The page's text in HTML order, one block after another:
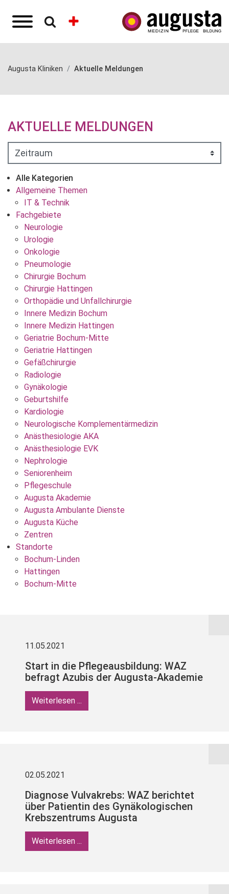
Augusta Kliniken Aktuelle Meldungen
AKTUELLE MELDUNGEN
Alle Kategorien
Allgemeine Themen
IT & Technik
Fachgebiete
Neurologie
Urologie
Onkologie
Pneumologie
Chirurgie Bochum
Chirurgie Hattingen
Orthopädie und Unfallchirurgie
Innere Medizin Bochum
Innere Medizin Hattingen
Geriatrie Bochum-Mitte
Geriatrie Hattingen
Gefäßchirurgie
Radiologie
Gynäkologie
Geburtshilfe
Kardiologie
Neurologische Komplementärmedizin
Anästhesiologie AKA
Anästhesiologie EVK
Nephrologie
Seniorenheim
Pflegeschule
Augusta Akademie
Augusta Ambulante Dienste
Augusta Küche
Zentren
Standorte
Bochum-Linden
Hattingen
Bochum-Mitte
11.05.2021
Start in die Pflegeausbildung: WAZ
befragt Azubis der Augusta-Akademie
Weiterlesen ...
02.05.2021
Diagnose Vulvakrebs: WAZ berichtet
über Patientin des Gynäkologischen
Krebszentrums Augusta
Weiterlesen ...